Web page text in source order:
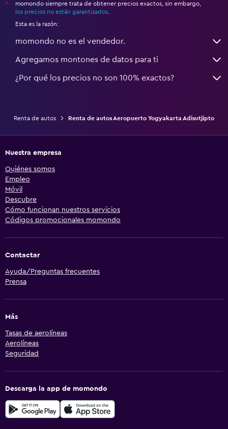
*
momondo siempre trata de obtener precios exactos, sin embargo,
los precios no están garantizados.
Esta es la razón:
momondo no es el vendedor.
Agregamos montones de datos para ti
¿Por qué los precios no son 100% exactos?
Renta de autos Renta de autos Aeropuerto Yogyakarta Adisutjipto
Nuestra empresa
Quiénes somos
Empleo
Móvil
Descubre
Cómo funcionan nuestros servicios
Códigos promocionales momondo
Contactar
Ayuda/Preguntas frecuentes
Prensa
Más
Tasas de aerolíneas
Aerolíneas
Seguridad
Descarga la app de momondo